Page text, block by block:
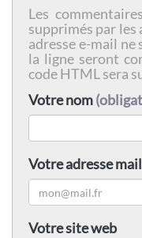
Les
supprimés par
adresse e-mail ne
la ligne seront
code HTML sera
Votre nom
Votre adresse mail
Votre site web